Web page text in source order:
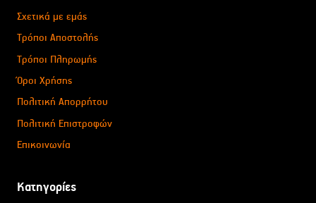
Σχετικά με εμάς
Τρόποι Αποστολής
Τρόποι Πληρωμής
Όροι Χρήσης
Πολιτική Απορρήτου
Πολιτική Επιστροφών
Επικοινωνία
Κατηγορίες